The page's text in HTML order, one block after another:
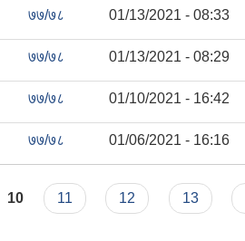
७७/७८ 01/13/2021 - 08:33
७७/७८ 01/13/2021 - 08:29
७७/७८ 01/10/2021 - 16:42
७७/७८ 01/06/2021 - 16:16
10 11 12 13